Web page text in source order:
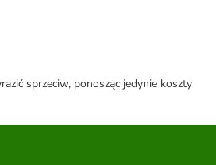
sprzeciw, ponosząc jedynie koszty